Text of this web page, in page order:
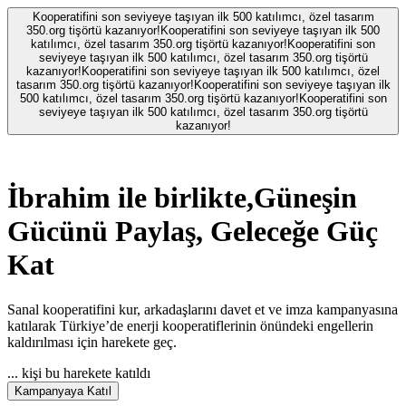
Kooperatifini son seviyeye taşıyan ilk 500 katılımcı, özel tasarım
350.org tişörtü kazanıyor! Kooperatifini son seviyeye taşıyan ilk 500
katılımcı, özel tasarım 350.org tişörtü kazanıyor! Kooperatifini son
seviyeye taşıyan ilk 500 katılımcı, özel tasarım 350.org tişörtü
kazanıyor! Kooperatifini son seviyeye taşıyan ilk 500 katılımcı, özel
tasarım 350.org tişörtü kazanıyor! Kooperatifini son seviyeye taşıyan ilk
500 katılımcı, özel tasarım 350.org tişörtü kazanıyor! Kooperatifini son
seviyeye taşıyan ilk 500 katılımcı, özel tasarım 350.org tişörtü
kazanıyor!
İbrahim ile birlikte,Güneşin
Gücünü Paylaş, Geleceğe Güç
Kat
Sanal kooperatifini kur, arkadaşlarını davet et ve imza kampanyasına
katılarak Türkiye’de enerji kooperatiflerinin önündeki engellerin
kaldırılması için harekete geç.
... kişi bu harekete katıldı
Kampanyaya Katıl